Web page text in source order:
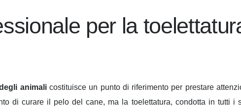
per la
animalicostituisce un punto di riferimento per prestare
di curare il pelo del cane, ma la toelettatura, condotta in tutti i